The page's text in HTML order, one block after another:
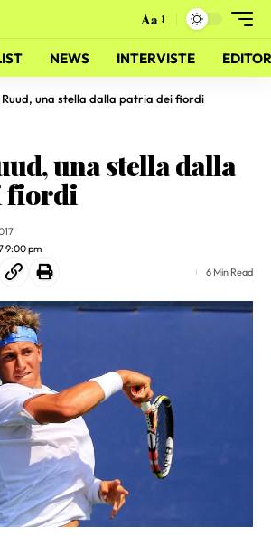
Aa
NEWS INTERVISTE
una stella dalla patria dei fiordi
una stella dalla
fiordi
9:00 pm
6 Min Read